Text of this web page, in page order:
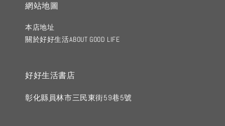
網站地圖
本店地址
關於好好生活ABOUT GOOD LIFE
好好生活書店
彰化縣員林市三民東街59巷5號